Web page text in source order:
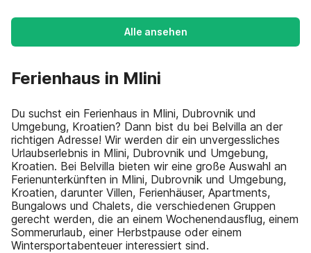
Alle ansehen
Ferienhaus in Mlini
Du suchst ein Ferienhaus in Mlini, Dubrovnik und
Umgebung, Kroatien? Dann bist du bei Belvilla an der
richtigen Adresse! Wir werden dir ein unvergessliches
Urlaubserlebnis in Mlini, Dubrovnik und Umgebung,
Kroatien. Bei Belvilla bieten wir eine große Auswahl an
Ferienunterkünften in Mlini, Dubrovnik und Umgebung,
Kroatien, darunter Villen, Ferienhäuser, Apartments,
Bungalows und Chalets, die verschiedenen Gruppen
gerecht werden, die an einem Wochenendausflug, einem
Sommerurlaub, einer Herbstpause oder einem
Wintersportabenteuer interessiert sind.